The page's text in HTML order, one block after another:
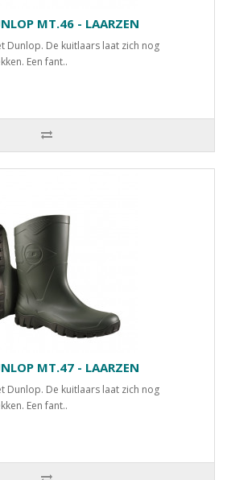
MT.46 - LAARZEN
Dunlop. De kuitlaars laat zich nog
Een fant..
MT.47 - LAARZEN
Dunlop. De kuitlaars laat zich nog
Een fant..